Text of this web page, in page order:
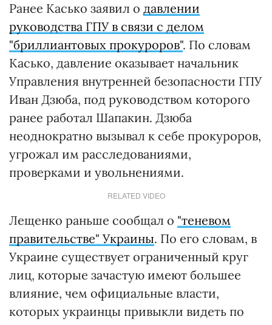
Ранее Касько заявил о давлении
руководства ГПУ в связи с делом
"бриллиантовых прокуроров". По словам
Касько, давление оказывает начальник
Управления внутренней безопасности ГПУ
Иван Дзюба, под руководством которого
ранее работал Шапакин. Дзюба
неоднократно вызывал к себе прокуроров,
угрожал им расследованиями,
проверками и увольнениями.
RELATED VIDEO
Лещенко раньше сообщал о "теневом
правительстве" Украины. По его словам, в
Украине существует ограниченный круг
лиц, которые зачастую имеют большее
влияние, чем официальные власти,
которых украинцы привыкли видеть по